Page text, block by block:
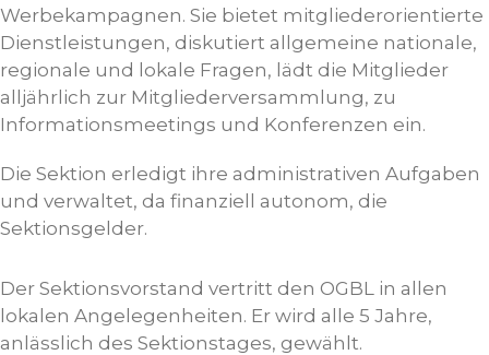
Werbekampagnen. Sie bietet mitgliederorientierte
Dienstleistungen, diskutiert allgemeine nationale,
regionale und lokale Fragen, lädt die Mitglieder
alljährlich zur Mitgliederversammlung, zu
Informationsmeetings und Konferenzen ein.
Die Sektion erledigt ihre administrativen Aufgaben
und verwaltet, da finanziell autonom, die
Sektionsgelder.
Der Sektionsvorstand vertritt den OGBL in allen
lokalen Angelegenheiten. Er wird alle 5 Jahre,
anlässlich des Sektionstages, gewählt.